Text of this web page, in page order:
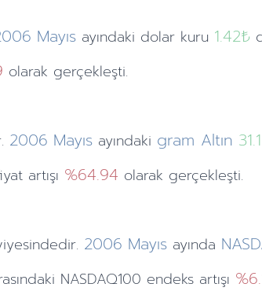
Mayıs ayındaki dolar kuru 1.42₺
olarak gerçekleşti.
2006 Mayıs ayındaki gram Altın
artışı %64.94 olarak gerçekleşti.
2006 Mayıs ayında
NASDAQ100 endeks artışı